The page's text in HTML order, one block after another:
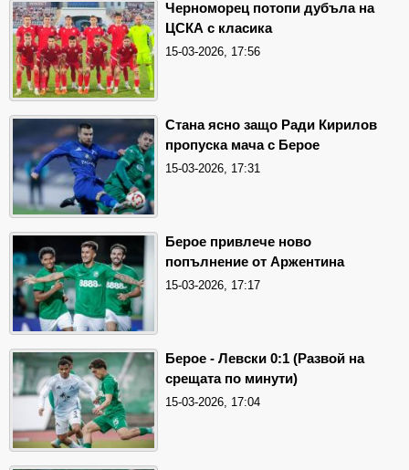
Черноморец потопи дубъла на
ЦСКА с класика
15-03-2026, 17:56
Стана ясно защо Ради Кирилов
пропуска мача с Берое
15-03-2026, 17:31
Берое привлече ново
попълнение от Аржентина
15-03-2026, 17:17
Берое - Левски 0:1 (Развой на
срещата по минути)
15-03-2026, 17:04